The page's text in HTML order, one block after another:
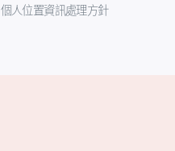
個人位置資訊處理方針